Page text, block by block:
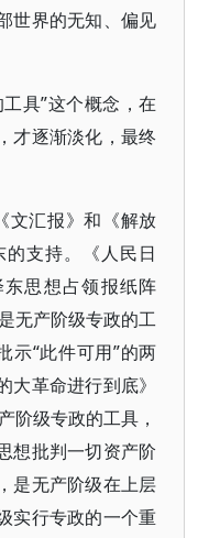
世界的无知、偏见
具”这个概念，在
才逐渐淡化，最终
文汇报》和《解放
支持。《人民日
思想占领报纸阵
无产阶级专政的工
示“此件可用”的两
革命进行到底》
阶级专政的工具，
想批判一切资产阶
是无产阶级在上层
实行专政的一个重